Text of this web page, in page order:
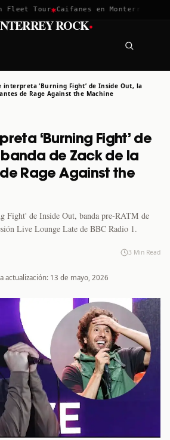
Tour✱Caifanes en Monterrey · 12
ROCK·
interpreta ‘Burning Fight’ de Inside Out, la
de Rage Against the Machine
‘Burning Fight’ de
de Zack de la
Rage Against the
Fight' de Inside Out, banda pre-RATM de
Live Lounge Late de BBC Radio 1.
3 Min Read
actualización: 13 de mayo, 2026